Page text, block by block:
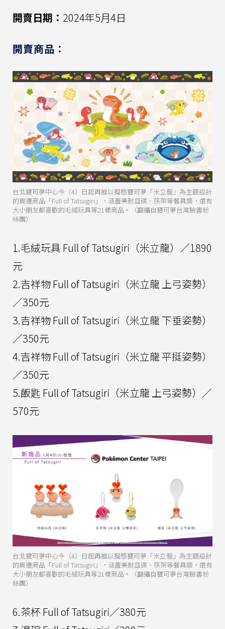
開賣日期： 2024年5月4日
開賣商品：
台北寶可夢中心今（4）日起再推以擬態寶可夢「米立龍」為主題設計
的周邊商品「Full of Tatsugiri」，涵蓋美耐皿碟、筷架等餐具類，還有
大小朋友都喜歡的毛絨玩具等21樣商品。（翻攝自寶可夢台灣臉書粉
絲團）
1.毛絨玩具 Full of Tatsugiri（米立龍）／1890
元
2.吉祥物 Full of Tatsugiri（米立龍 上弓姿勢）
／350元
3.吉祥物 Full of Tatsugiri（米立龍 下垂姿勢）
／350元
4.吉祥物 Full of Tatsugiri（米立龍 平挺姿勢）
／350元
5.飯匙 Full of Tatsugiri（米立龍 上弓姿勢）／
570元
台北寶可夢中心今（4）日起再推以擬態寶可夢「米立龍」為主題設計
的周邊商品「Full of Tatsugiri」，涵蓋美耐皿碟、筷架等餐具類，還有
大小朋友都喜歡的毛絨玩具等21樣商品。（翻攝自寶可夢台灣臉書粉
絲團）
6.茶杯 Full of Tatsugiri／380元